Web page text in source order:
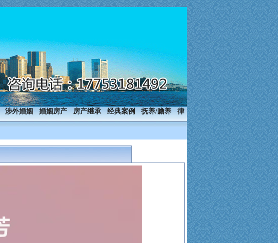
涉外婚姻 婚姻房产 房产继承 经典案例 抚养/赡养
律